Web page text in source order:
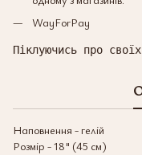
WayForPay
Піклуючись про
Наповнення - гелій
Розмір - 18" (45 см)